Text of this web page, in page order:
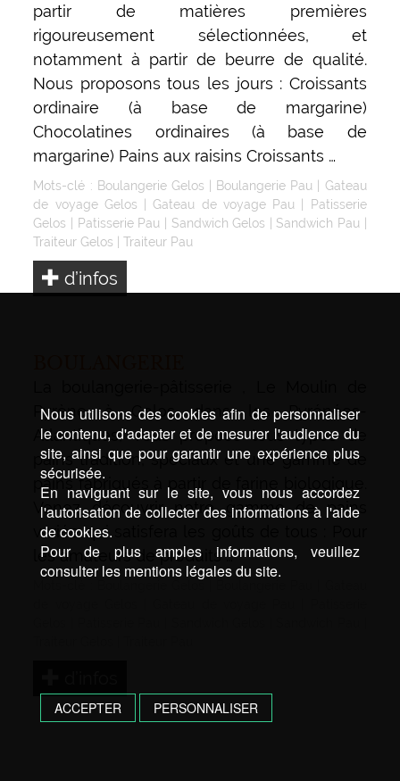
partir de matières premières
rigoureusement sélectionnées, et
notamment à partir de beurre de qualité.
Nous proposons tous les jours : Croissants
ordinaire (à base de margarine)
Chocolatines ordinaires (à base de
margarine) Pains aux raisins Croissants …
Mots-clé : Boulangerie Gelos Boulangerie Pau
Gateau
de voyage Gelos |Gateau de voyage Pau
Patisserie
Gelos
Patisserie Pau Sandwich Gelos Sandwich Pau
Traiteur Gelos |Traiteur Pau
d’infos
Pyrène à Gelos dans les Pyrénées-
Atlantiques, vous propose tous types de
pains tradition, spéciaux et une gamme de
pains fabriqués à partir de farine biologique.
Venez découvrir notre gamme de pains
variée qui satisfera les goûts de tous : Pour
les amateurs de produits …
Nous utilisons des cookies afin de personnaliser
le contenu, d'adapter et de mesurer l'audience du
site, ainsi que pour garantir une expérience plus
sécurisée.
En naviguant sur le site, vous nous accordez
l'autorisation de collecter des informations à l'aide
de cookies.
Pour de plus amples informations, veuillez
consulter les mentions légales du site.
ACCEPTER PERSONNALISER